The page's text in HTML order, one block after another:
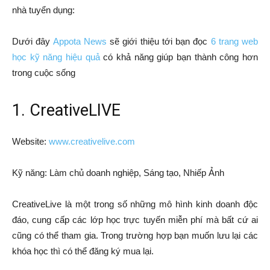
nhà tuyển dụng:
Dưới đây Appota News sẽ giới thiệu tới bạn đọc 6 trang web
học kỹ năng hiệu quảcó khả năng giúp bạn thành công hơn
trong cuộc sống
1. CreativeLIVE
Website: www.creativelive.com
Kỹ năng: Làm chủ doanh nghiệp, Sáng tạo, Nhiếp Ảnh
CreativeLive là một trong số những mô hình kinh doanh độc
đáo, cung cấp các lớp học trực tuyến miễn phí mà bất cứ ai
cũng có thể tham gia. Trong trường hợp bạn muốn lưu lại các
khóa học thì có thể đăng ký mua lại.